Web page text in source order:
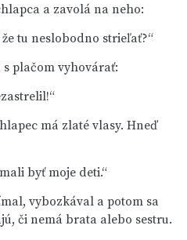
a zavolá na neho:
tu neslobodno strieľať?“
plačom vyhovárať:
má zlaté vlasy. Hneď
byť moje deti.“
vybozkával a potom sa
či nemá brata alebo sestru.